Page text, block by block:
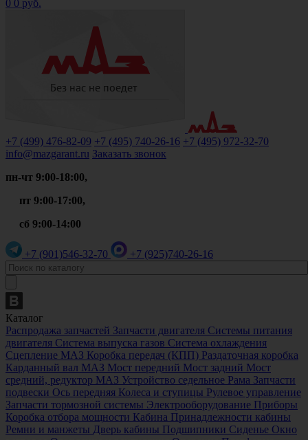
0 0 руб.
+7 (499) 476-82-09 +7 (495) 740-26-16 +7 (495) 972-32-70
info@mazgarant.ru Заказать звонок
пн-чт 9:00-18:00,
пт 9:00-17:00,
сб 9:00-14:00
+7 (901)546-32-70 +7 (925)740-26-16
Каталог
Распродажа запчастей Запчасти двигателя Системы питания
двигателя Система выпуска газов Система охлаждения
Сцепление МАЗ Коробка передач (КПП) Раздаточная коробка
Карданный вал МАЗ Мост передний Мост задний Мост
средний, редуктор МАЗ Устройство седельное Рама Запчасти
подвески Ось передняя Колеса и ступицы Рулевое управление
Запчасти тормозной системы Электрооборудование Приборы
Коробка отбора мощности Кабина Принадлежности кабины
Ремни и манжеты Дверь кабины Подшипники Сиденье Окно